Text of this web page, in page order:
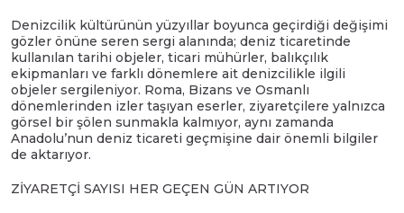
Denizcilik kültürünün yüzyıllar boyunca geçirdiği değişimi
gözler önüne seren sergi alanında; deniz ticaretinde
kullanılan tarihi objeler, ticari mühürler, balıkçılık
ekipmanları ve farklı dönemlere ait denizcilikle ilgili
objeler sergileniyor. Roma, Bizans ve Osmanlı
dönemlerinden izler taşıyan eserler, ziyaretçilere yalnızca
görsel bir şölen sunmakla kalmıyor, aynı zamanda
Anadolu’nun deniz ticareti geçmişine dair önemli bilgiler
de aktarıyor.
ZİYARETÇİ SAYISI HER GEÇEN GÜN ARTIYOR